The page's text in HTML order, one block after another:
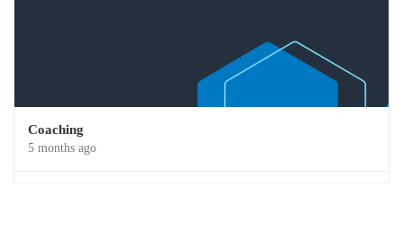
Coaching
5 months ago